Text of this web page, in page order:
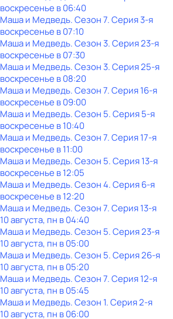
воскресенье в06:40
Маша и Медведь. Сезон 7. Серия 3-я
воскресенье в07:10
Маша и Медведь. Сезон 3. Серия 23-я
воскресенье в07:30
Маша и Медведь. Сезон 3. Серия 25-я
воскресенье в08:20
Маша и Медведь. Сезон 7. Серия 16-я
воскресенье в09:00
Маша и Медведь. Сезон 5. Серия 5-я
воскресенье в10:40
Маша и Медведь. Сезон 7. Серия 17-я
воскресенье в11:00
Маша и Медведь. Сезон 5. Серия 13-я
воскресенье в12:05
Маша и Медведь. Сезон 4. Серия 6-я
воскресенье в12:20
Маша и Медведь. Сезон 7. Серия 13-я
10 августа, пн в 04:40
Маша и Медведь. Сезон 5. Серия 23-я
10 августа, пн в 05:00
Маша и Медведь. Сезон 5. Серия 26-я
10 августа, пн в 05:20
Маша и Медведь. Сезон 7. Серия 12-я
10 августа, пн в 05:45
Маша и Медведь. Сезон 1. Серия 2-я
10 августа, пн в 06:00